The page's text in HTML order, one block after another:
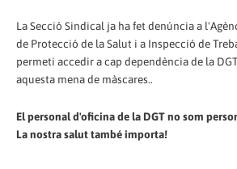
La Secció Sindical ja ha fet denúncia a
de Protecció de la Salut i a Inspecció de
permeti accedir a cap dependència de la
aquesta mena de màscares..
El personal d'oficina de la DGT no som
La nostra salut també importa!